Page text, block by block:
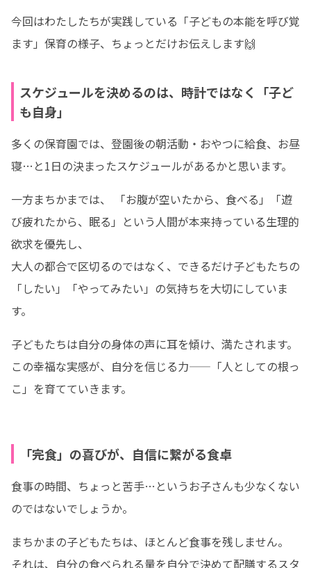
今回はわたしたちが実践している「子どもの本能を呼び覚
ます」保育の様子、ちょっとだけお伝えします🙌
スケジュールを決めるのは、時計ではなく「子ど
も自身」
多くの保育園では、登園後の朝活動・おやつに給食、お昼
寝…と1日の決まったスケジュールがあるかと思います。
一方まちかまでは、 「お腹が空いたから、食べる」「遊
び疲れたから、眠る」という人間が本来持っている生理的
欲求を優先し、
大人の都合で区切るのではなく、できるだけ子どもたちの
「したい」「やってみたい」の気持ちを大切にしていま
す。
子どもたちは自分の身体の声に耳を傾け、満たされます。
この幸福な実感が、自分を信じる力——「人としての根っ
こ」を育てていきます。
「完食」の喜びが、自信に繋がる食卓
食事の時間、ちょっと苦手…というお子さんも少なくない
のではないでしょうか。
まちかまの子どもたちは、ほとんど食事を残しません。
それは、自分の食べられる量を自分で決めて配膳するスタ